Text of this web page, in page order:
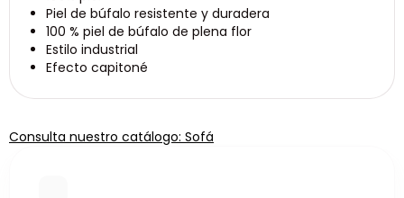
Piel de búfalo resistente y duradera
100 % piel de búfalo de plena flor
Estilo industrial
Efecto capitoné
Consulta nuestro catálogo: Sofá